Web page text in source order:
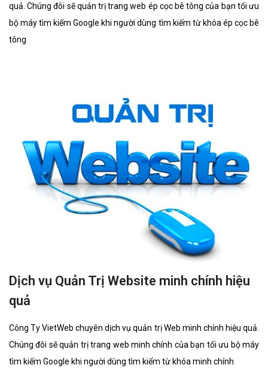
quả. Chúng đôi sẽ quản trị trang web ép cọc bê tông của bạn tối ưu
bộ máy tìm kiếm Google khi người dùng tìm kiếm từ khóa ép cọc bê
tông
Dịch vụ Quản Trị Website minh chính hiệu
quả
Công Ty VietWeb chuyên dịch vụ quản trị Web minh chính hiệu quả.
Chúng đôi sẽ quản trị trang web minh chính của bạn tối ưu bộ máy
tìm kiếm Google khi người dùng tìm kiếm từ khóa minh chính